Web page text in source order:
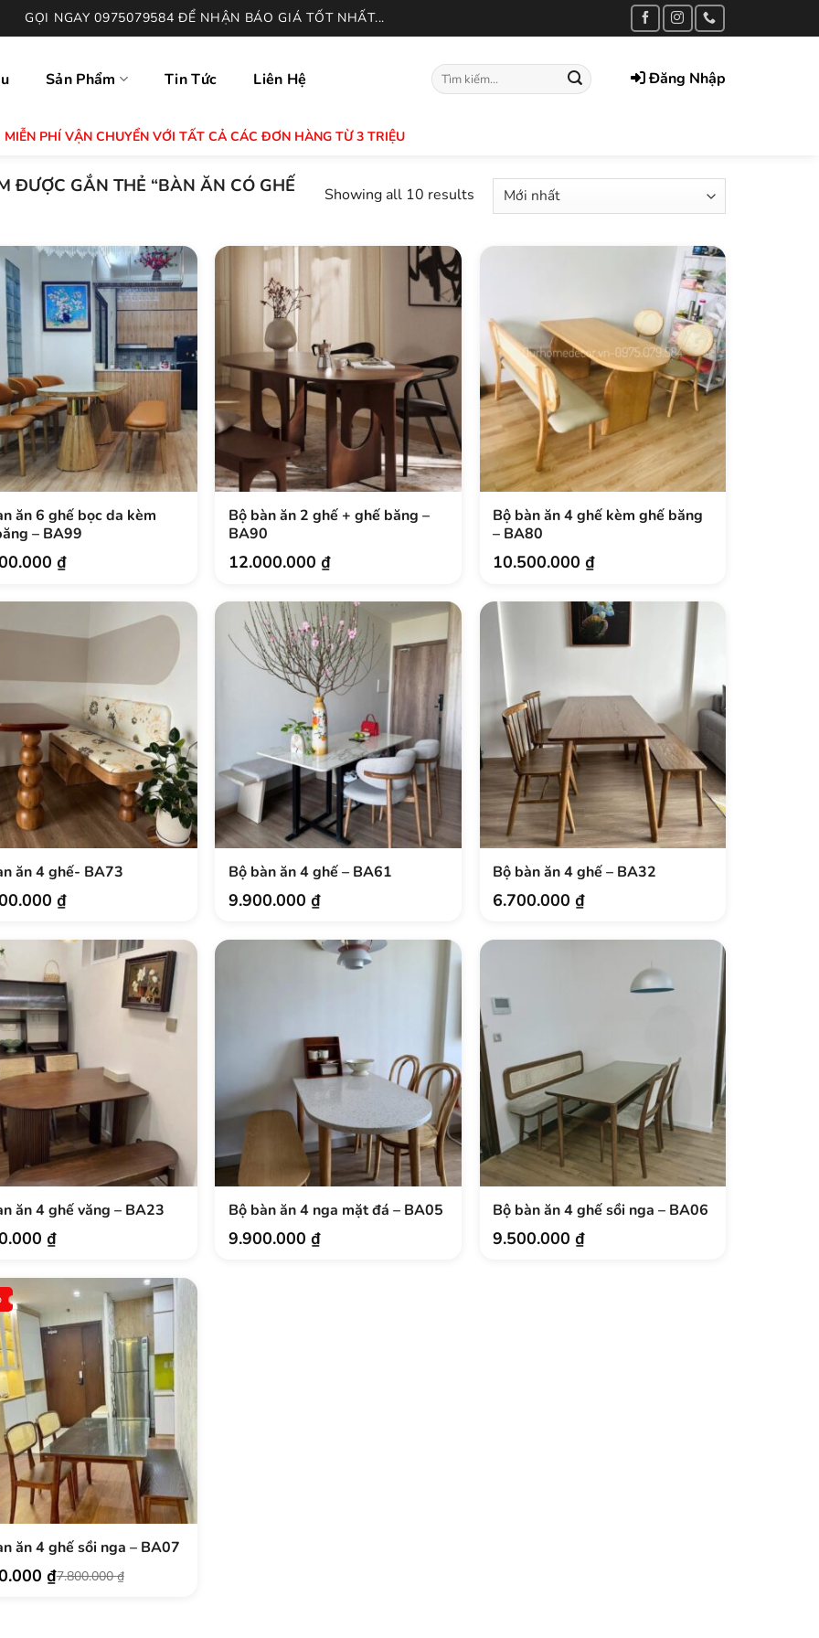
GỌI NGAY 0975079584 ĐỂ NHẬN BÁO GIÁ TỐT NHẤT...
Sản Phẩm Tin Tức Liên Hệ
Tìm
kiếm:
Đăng Nhập
MIỄN PHÍ VẬN CHUYỂN VỚI TẤT CẢ CÁC ĐƠN HÀNG TỪ 3 TRIỆU
ĐƯỢC GẮN THẺ “BÀN ĂN CÓ GHẾ
Showing all 10 results
ăn 6 ghế bọc da kèm
– BA99
₫
Bộ bàn ăn 2 ghế + ghế băng –
BA90
12.000.000 ₫
Bộ bàn ăn 4 ghế kèm ghế băng
– BA80
10.500.000 ₫
ăn 4 ghế- BA73
₫
Bộ bàn ăn 4 ghế – BA61
9.900.000 ₫
Bộ bàn ăn 4 ghế – BA32
6.700.000 ₫
ăn 4 ghế văng – BA23
₫
Bộ bàn ăn 4 nga mặt đá – BA05
9.900.000 ₫
Bộ bàn ăn 4 ghế sồi nga – BA06
9.500.000 ₫
ăn 4 ghế sồi nga – BA07
7.800.000₫
₫